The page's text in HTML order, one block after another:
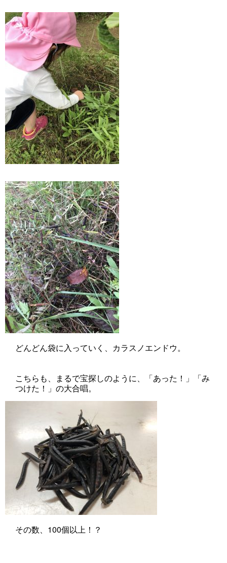
どんどん袋に入っていく、カラスノエンドウ。
こちらも、まるで宝探しのように、「あった！」「み
つけた！」の大合唱。
その数、100個以上！？